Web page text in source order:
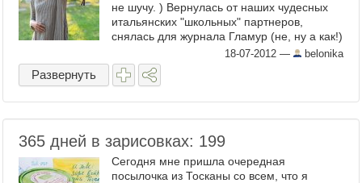
не шучу. ) Вернулась от наших чудесных
итальянских "школьных" партнеров,
снялась для журнала Гламур (не, ну а как!)
с мастер-классом по ...18-07-2012 — belonika
Развернуть
365 дней в зарисовках: 199
Сегодня мне пришла очередная
посылочка из Тосканы со всем, что я